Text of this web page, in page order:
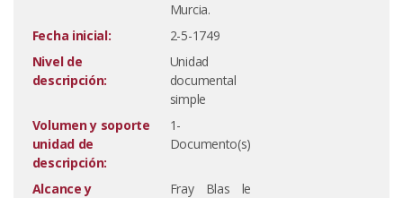
Murcia.
Fecha inicial:
2-5-1749
Nivel de
descripción:
Unidad
documental
simple
Volumen y soporte
unidad de
descripción:
1-
Documento(s)
Alcance y
Fray Blas le